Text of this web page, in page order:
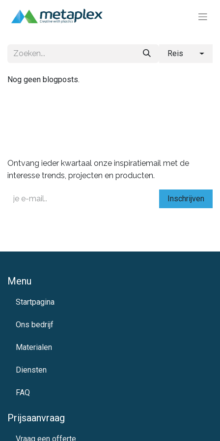
Reis
Nog geen blogposts.
Ontvang ieder kwartaal onze inspiratiemail met de
interesse trends, projecten en producten.
Inschrijven
Menu
Startpagina
Ons bedrijf
Materialen
Diensten
FAQ
Prijsaanvraag
Vraag een offerte